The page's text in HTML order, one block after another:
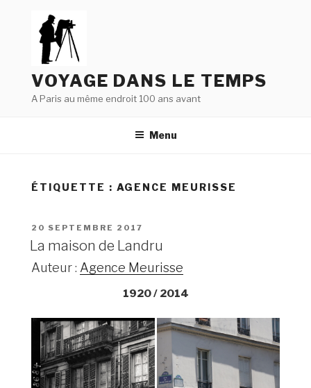
VOYAGE DANS LE TEMPS
A Paris au même endroit 100 ans avant
Menu
ÉTIQUETTE : AGENCE MEURISSE
PUBLIÉ
LE
20 SEPTEMBRE 2017
La maison de Landru
Auteur : Agence Meurisse
1920 / 2014